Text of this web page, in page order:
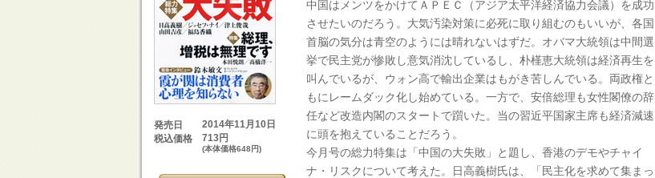
発売日
2014年11月10日
税込価格
713円
(本体価格648円)
中国はメンツをかけてＡＰＥＣ（アジア太平洋経済協力会議）を成功
させたいのだろう。大気汚染対策に必死に取り組むのもいいが、各国
首脳の気分は青空のようには晴れないはずだ。オバマ大統領は中間選
挙で民主党が惨敗し意気消沈しているし、朴槿恵大統領は経済再生を
叫んでいるが、ウォン高で輸出企業はもがき苦しんでいる。両政権と
もにレームダック化し始めている。一方で、安倍総理も女性閣僚の辞
任など改造内閣のスタートで躓いた。当の習近平国家主席も経済減速
に頭を抱えていることだろう。
今月号の総力特集は「中国の大失敗」と題し、香港のデモやチャイ
ナ・リスクについて考えた。日高義樹氏は、「民主化を求めて集まっ